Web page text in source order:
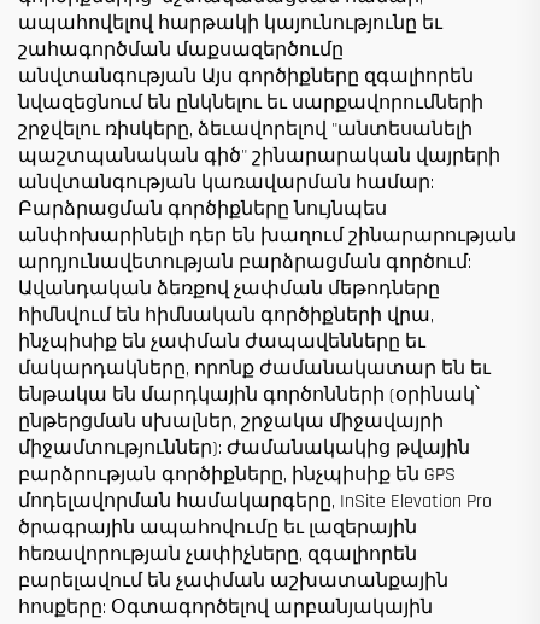
ապահովելով հարթակի կայունությունը եւ
շահագործման մաքսազերծումը
անվտանգության Այս գործիքները զգալիորեն
նվազեցնում են ընկնելու եւ սարքավորումների
շրջվելու ռիսկերը, ձեւավորելով "անտեսանելի
պաշտպանական գիծ" շինարարական վայրերի
անվտանգության կառավարման համար:
Բարձրացման գործիքները նույնպես
անփոխարինելի դեր են խաղում շինարարության
արդյունավետության բարձրացման գործում:
Ավանդական ձեռքով չափման մեթոդները
հիմնվում են հիմնական գործիքների վրա,
ինչպիսիք են չափման ժապավենները եւ
մակարդակները, որոնք ժամանակատար են եւ
ենթակա են մարդկային գործոնների (օրինակ՝
ընթերցման սխալներ, շրջակա միջավայրի
միջամտություններ): Ժամանակակից թվային
բարձրության գործիքները, ինչպիսիք են GPS
մոդելավորման համակարգերը, InSite Elevation Pro
ծրագրային ապահովումը եւ լազերային
հեռավորության չափիչները, զգալիորեն
բարելավում են չափման աշխատանքային
հոսքերը: Օգտագործելով արբանյակային